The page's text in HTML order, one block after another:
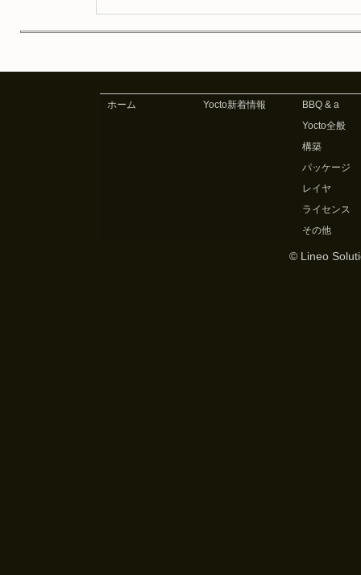
ホーム Yocto新着情報
BBQ & a
Yocto全般
構築
パッケージ
レイヤ
ライセンス
その他
© Lineo